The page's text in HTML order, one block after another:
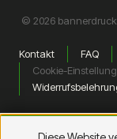
© 2026
Kontakt
FAQ
Cookie-